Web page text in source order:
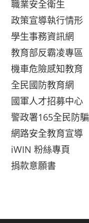
職業安全衛生
政策宣導執行情形
學生事務資訊網
教育部反霸凌專區
機車危險感知教育
全民國防教育網
國軍人才招募中心
警政署165全民防騙
網路安全教育宣導
iWIN 粉絲專頁
捐款意願書